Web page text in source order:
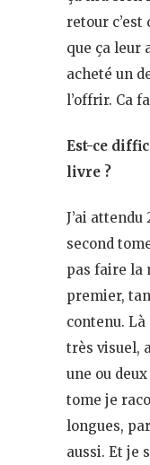
retour c’est
que ça leur
acheté un
l’offrir. Ca
Est-ce
livre ?
J’ai
second
pas faire la
premier,
contenu.
très visuel,
une ou
tome je
longues,
aussi. Et je